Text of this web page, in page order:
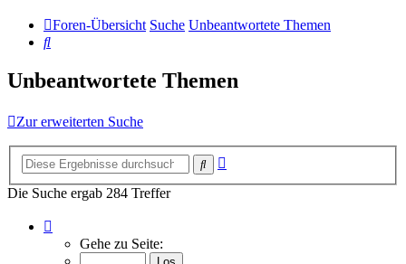
Foren-Übersicht Suche Unbeantwortete Themen
Suche
Unbeantwortete Themen
Zur erweiterten Suche
Suche
Die Suche ergab 284 Treffer
von
Gehe zu Seite: